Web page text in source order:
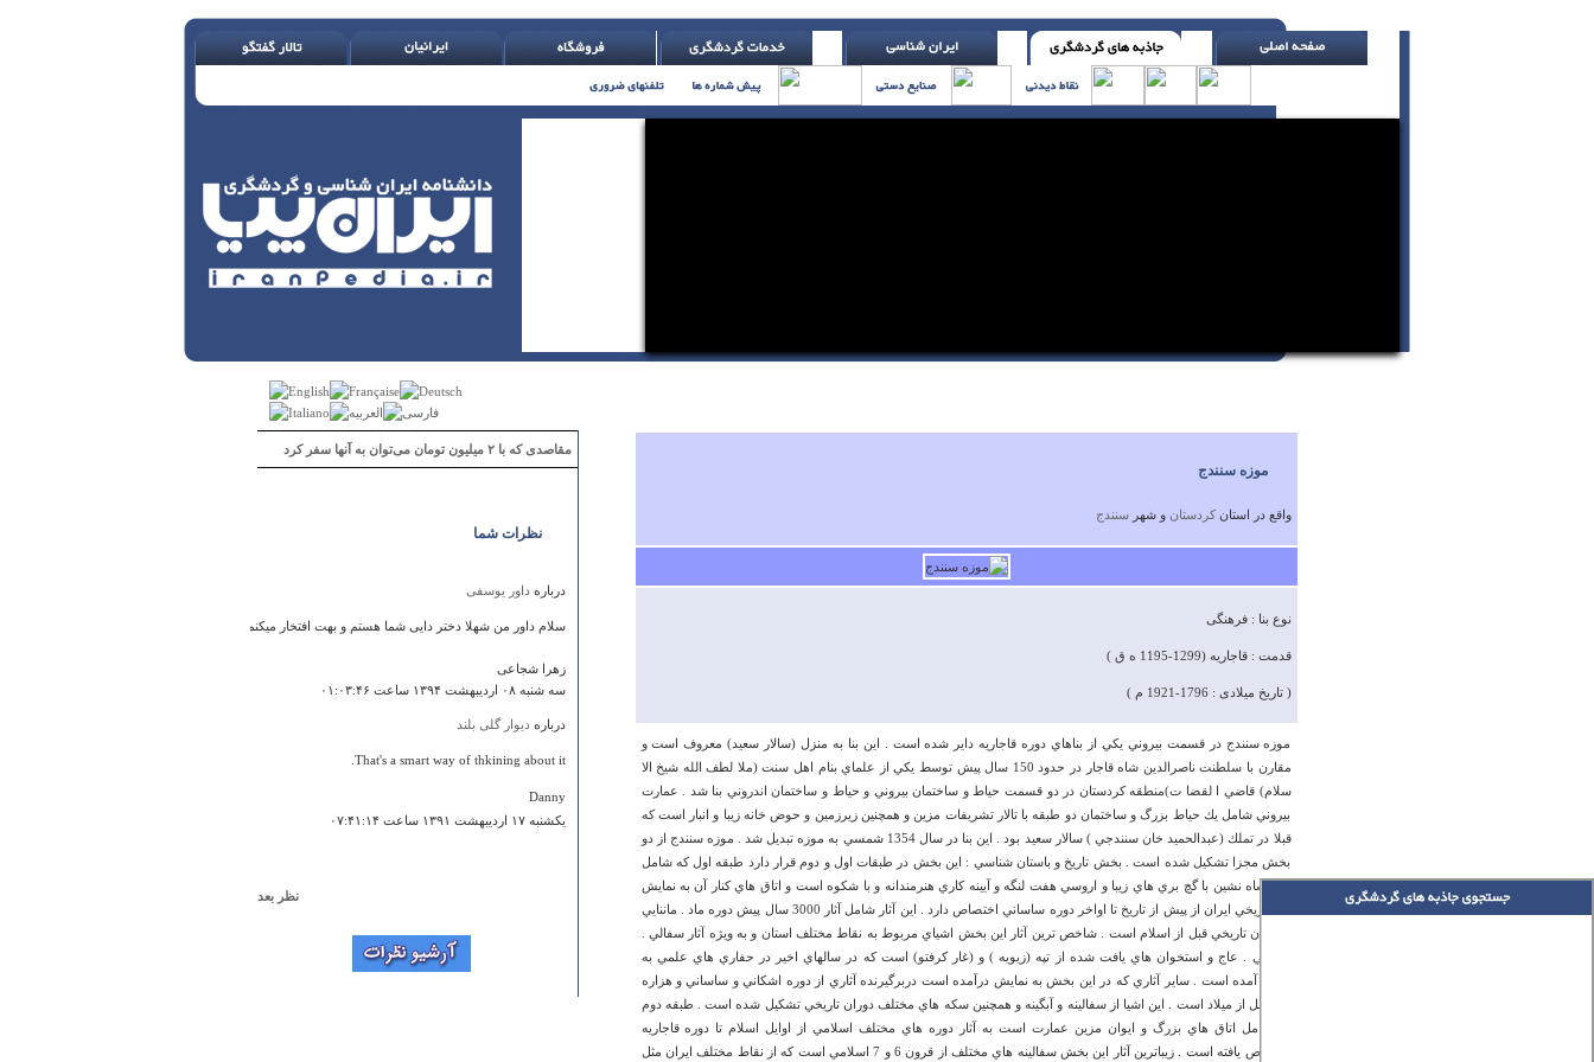
مقاصدی که با ۲ میلیون تومان می‌توان به آنها سفر کرد
نظرات شما
درباره داور یوسفی
سلام داور من شهلا دختر دایی شما هستم و بهت افتخار میکنم و امیدوارم لحظه به لحظه شاهد پیشرفت های
زهرا شجاعی
سه شنبه ۰۸ ارديبهشت ۱۳۹۴ ساعت ۰۱:۰۳:۴۶
درباره دیوار گلی بلند
That's a smart way of thkining about it.
Danny
يكشنبه ۱۷ ارديبهشت ۱۳۹۱ ساعت ۰۷:۴۱:۱۴
نظر بعد
موزه سنندج
واقع در استانكردستان و شهرسنندج
نوع بنا : فرهنگی
قدمت : قاجاریه (1299-1195 ه ق )
( تاریخ میلادی : 1796-1921 م )
موزه سنندج در قسمت بيروني يكي از بناهاي دوره قاجاريه داير شده است . اين بنا به منزل (سالار سعيد) معروف است و
مقارن با سلطنت ناصرالدين شاه قاجار در حدود 150 سال پيش توسط يكي از علماي بنام اهل سنت (ملا لطف الله شيخ الا
سلام) قاضي ا لقضا ت)منطقه كردستان در دو قسمت حياط و ساختمان بيروني و حياط و ساختمان اندروني بنا شد . عمارت
بيروني شامل يك حياط بزرگ و ساختمان دو طبقه با تالار تشريفات مزين و همچنين زيرزمين و حوض خانه زيبا و انبار است كه
قبلا در تملك (عبدالحميد خان سنندجي ) سالار سعيد بود . اين بنا در سال 1354 شمسي به موزه تبديل شد . موزه سنندج از دو
بخش مجزا تشكيل شده است . بخش تاريخ و باستان شناسي : اين بخش در طبقات اول و دوم قرار دارد طبقه اول كه شامل
تالار شاه نشين با گچ بري هاي زيبا و اروسي هفت لنگه و آيينه كاري هنرمندانه و با شكوه است و اتاق هاي كنار آن به نمايش
آثار تاريخي ايران از پيش از تاريخ تا اواخر دوره ساساني اختصاص دارد . اين آثار شامل آثار 3000 سال پيش دوره ماد . ماننايي
و دوران تاريخي قبل از اسلام است . شاخص ترين آثار اين بخش اشياي مربوط به نقاط مختلف استان و به ويژه آثار سفالي .
مفرغي . عاج و استخوان هاي يافت شده از تپه (زيويه ) و (غار كرفتو) است كه در سالهاي اخير در حفاري هاي علمي به
دست آمده است . ساير آثاري كه در اين بخش به نمايش درآمده است دربرگيرنده آثاري از دوره اشكاني و ساساني و هزاره
اول قبل از ميلاد است . اين اشيا از سفالينه و آبگينه و همچنين سكه هاي مختلف دوران تاريخي تشكيل شده است . طبقه دوم
كه شامل اتاق هاي بزرگ و ايوان مزين عمارت است به آثار دوره هاي مختلف اسلامي از اوايل اسلام تا دوره قاجاريه
اختصاص يافته است . زيباترين آثار اين بخش سفالينه هاي مختلف از قرون 6 و 7 اسلامي است كه از نقاط مختلف ايران مثل